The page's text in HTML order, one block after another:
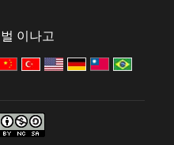
이나고